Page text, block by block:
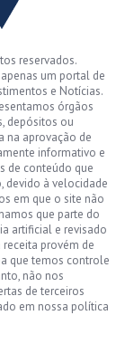
reservados.
um portal de
e Notícias.
órgãos
depósitos ou
na aprovação de
informativo e
de conteúdo que
devido à velocidade
em que o site não
que parte do
artificial e revisado
provém de
que temos controle
não nos
de terceiros
em nossa política